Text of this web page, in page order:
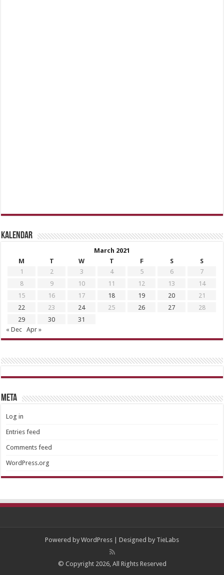
Kalendar
March 2021
M
T W T F S
S
1
2 3 4 5 6
7
8
9 10 11 12 13
14
15
16 17 18 19 20
21
22
23 24 25 26 27
28
29
30
31
« Dec
Apr »
META
Log in
Entries feed
Comments feed
WordPress.org
Powered by WordPress | Designed by TieLabs
© Copyright 2026, All Rights Reserved